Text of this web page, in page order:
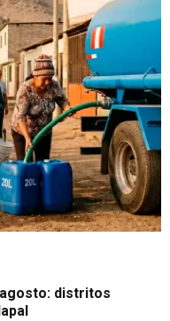
agosto: distritos